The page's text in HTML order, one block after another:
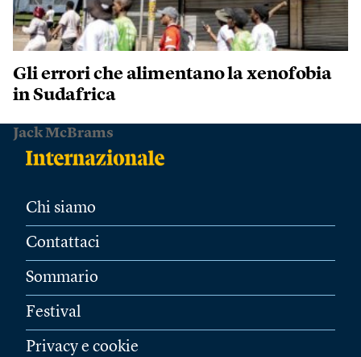
Gli errori che alimentano la xenofobia
in Sudafrica
Jack McBrams
Chi siamo
Contattaci
Sommario
Festival
Privacy e cookie